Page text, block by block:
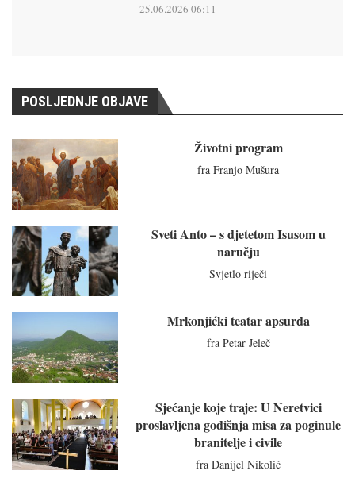
25.06.2026 06:11
POSLJEDNJE OBJAVE
Životni program
fra Franjo Mušura
Sveti Anto – s djetetom Isusom u
naručju
Svjetlo riječi
Mrkonjićki teatar apsurda
fra Petar Jeleč
Sjećanje koje traje: U Neretvici
proslavljena godišnja misa za poginule
branitelje i civile
fra Danijel Nikolić